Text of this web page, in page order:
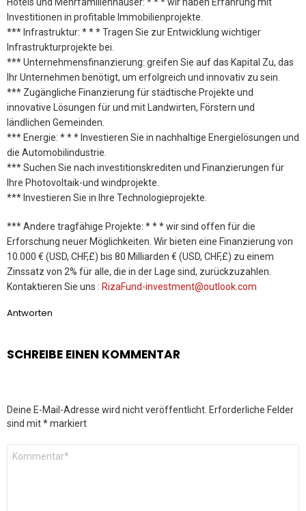
Investitionen in profitable Immobilienprojekte.
*** Infrastruktur: * * * Tragen Sie zur Entwicklung wichtiger
Infrastrukturprojekte bei.
*** Unternehmensfinanzierung: greifen Sie auf das Kapital Zu, das
Ihr Unternehmen benötigt, um erfolgreich und innovativ zu sein.
*** Zugängliche Finanzierung für städtische Projekte und
innovative Lösungen für und mit Landwirten, Förstern und
ländlichen Gemeinden.
*** Energie: * * * Investieren Sie in nachhaltige Energielösungen und
die Automobilindustrie.
*** Suchen Sie nach investitionskrediten und Finanzierungen für
Ihre Photovoltaik-und windprojekte.
*** Investieren Sie in Ihre Technologieprojekte.
*** Andere tragfähige Projekte: * * * wir sind offen für die
Erforschung neuer Möglichkeiten. Wir bieten eine Finanzierung von
10.000 € (USD, CHF,£) bis 80 Milliarden € (USD, CHF,£) zu einem
Zinssatz von 2% für alle, die in der Lage sind, zurückzuzahlen.
Kontaktieren Sie uns : RizaFund-investment@outlook.com
Antworten
SCHREIBE EINEN KOMMENTAR
Deine E-Mail-Adresse wird nicht veröffentlicht. Erforderliche Felder
sind mit*markiert
Kommentar